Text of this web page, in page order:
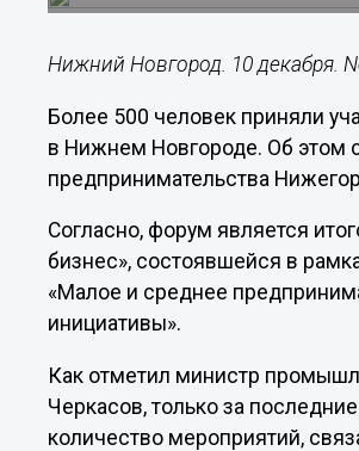
Нижний Новгород. 10 декабря.
Более 500 человек приняли
в Нижнем Новгороде. Об этом
предпринимательства
Согласно, форум является
бизнес», состоявшейся в
«Малое и среднее
инициативы».
Как отметил министр
Черкасов, только за
количество мероприятий,